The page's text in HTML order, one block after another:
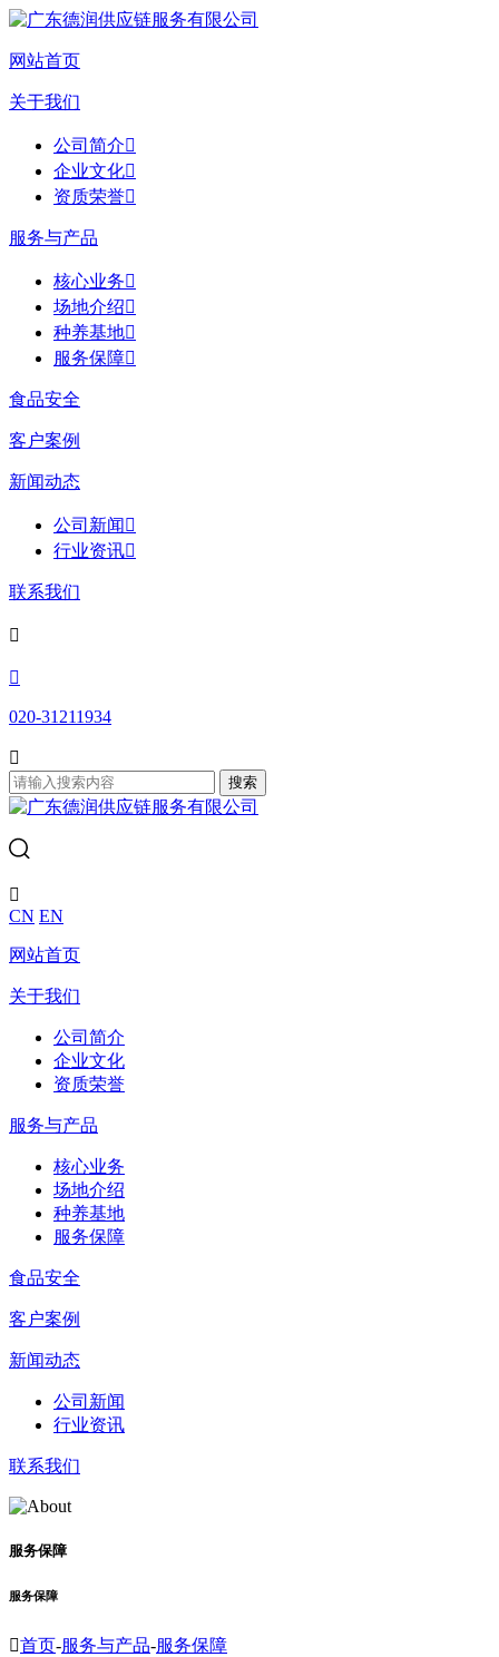
网站首页
关于我们
公司简介
企业文化
资质荣誉
服务与产品
核心业务
场地介绍
种养基地
服务保障
食品安全
客户案例
新闻动态
公司新闻 
行业资讯
联系我们


020-31211934

搜索

CN EN
网站首页
关于我们
公司简介
企业文化
资质荣誉
服务与产品
核心业务
场地介绍
种养基地
服务保障
食品安全
客户案例
新闻动态
公司新闻
行业资讯
联系我们
服务保障
服务保障
首页-服务与产品-服务保障